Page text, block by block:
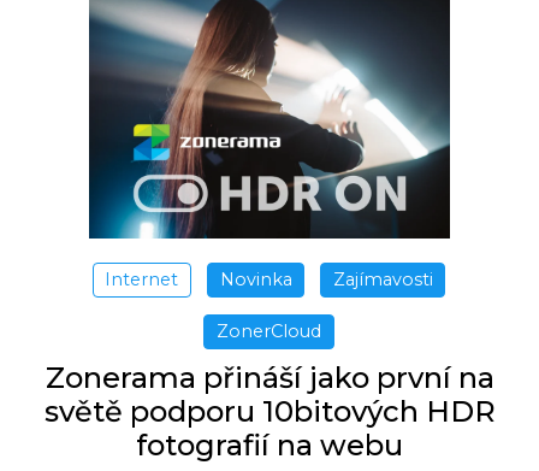
Internet Novinka Zajímavosti
ZonerCloud
Zonerama přináší jako první na
světě podporu 10bitových HDR
fotografií na webu